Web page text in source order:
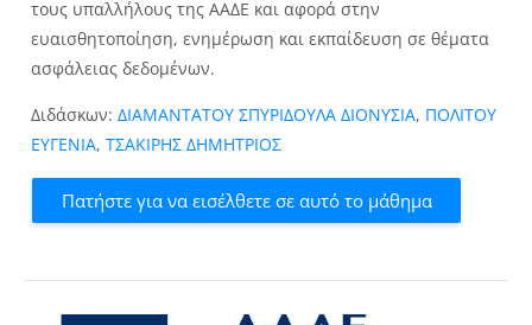
τους υπαλλήλους της ΑΑΔΕ και αφορά στην
ευαισθητοποίηση, ενημέρωση και εκπαίδευση σε θέματα
ασφάλειας δεδομένων.
Διδάσκων: ΔΙΑΜΑΝΤΑΤΟΥ ΣΠΥΡΙΔΟΥΛΑ ΔΙΟΝΥΣΙΑ, ΠΟΛΙΤΟΥ
ΕΥΓΕΝΙΑ, ΤΣΑΚΙΡΗΣ ΔΗΜΗΤΡΙΟΣ
Πατήστε για να εισέλθετε σε αυτό το μάθημα